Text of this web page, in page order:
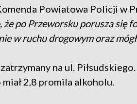
Powiatowa Policji w
że po Przeworsku porusza się
w ruchu drogowym oraz
na ul.
2,8 promila alkoholu.